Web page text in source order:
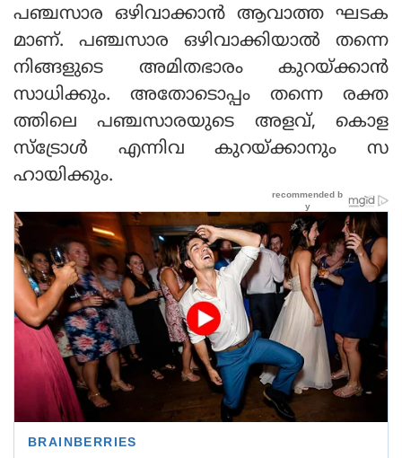
പഞ്ചസാര ഒഴിവാക്കാന്‍ ആവാത്ത ഘടക
മാണ്. പഞ്ചസാര ഒഴിവാക്കിയാല്‍ തന്നെ
നിങ്ങളുടെ അമിതഭാരം കുറയ്ക്കാന്‍
സാധിക്കും. അതോടൊപ്പം തന്നെ രക്ത
ത്തിലെ പഞ്ചസാരയുടെ അളവ്, കൊള
സ്‌ട്രോള്‍ എന്നിവ കുറയ്ക്കാനും സ
ഹായിക്കും.